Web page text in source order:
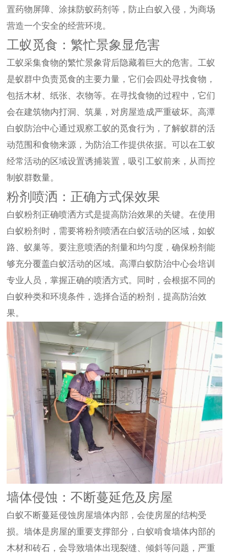
置药物屏障、涂抹防蚁药剂等，防止白蚁入侵，为商场
营造一个安全的经营环境。
工蚁觅食：繁忙景象显危害
工蚁采集食物的繁忙景象背后隐藏着巨大的危害。工蚁
是蚁群中负责觅食的主要力量，它们会四处寻找食物，
包括木材、纸张、衣物等。在寻找食物的过程中，它们
会在建筑物内打洞、筑巢，对房屋造成严重破坏。高潭
白蚁防治中心通过观察工蚁的觅食行为，了解蚁群的活
动范围和食物来源，为防治工作提供依据。可以在工蚁
经常活动的区域设置诱捕装置，吸引工蚁前来，从而控
制蚁群数量。
粉剂喷洒：正确方式保效果
白蚁粉剂正确喷洒方式是提高防治效果的关键。在使用
白蚁粉剂时，需要将粉剂喷洒在白蚁活动的区域，如蚁
路、蚁巢等。要注意喷洒的剂量和均匀度，确保粉剂能
够充分覆盖白蚁活动的区域。高潭白蚁防治中心会培训
专业人员，掌握正确的喷洒方式。同时，会根据不同的
白蚁种类和环境条件，选择合适的粉剂，提高防治效
果。
墙体侵蚀：不断蔓延危及房屋
白蚁不断蔓延侵蚀房屋墙体内部，会使房屋的结构受
损。墙体是房屋的重要支撑部分，白蚁啃食墙体内部的
木材和砖石，会导致墙体出现裂缝、倾斜等问题，严重